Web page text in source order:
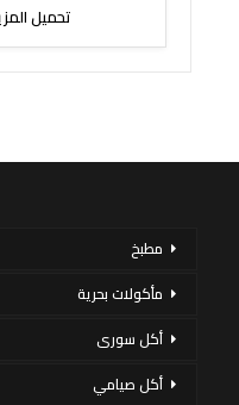
تحميل
مطبخ
مأكولات بحرية
أكل سورى
أكل صيامي